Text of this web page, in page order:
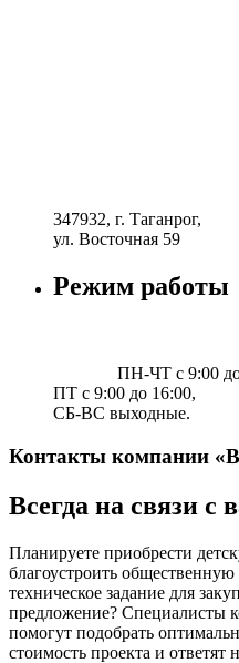
347932, г. Таганрог,
ул. Восточная 59
Режим работы
ПН-ЧТ с 9:00
ПТ с 9:00 до 16:00,
СБ-ВС выходные.
Контакты компании
Всегда на связи с
Планируете приобрести
благоустроить
техническое задание для
предложение? Специалисты
помогут подобрать
стоимость проекта и